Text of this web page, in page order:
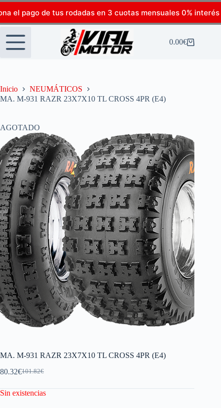
el pago de tus rodadas en 3 cuotas mensuales 0% interés
0.00€
Inicio
NEUMÁTICOS
MA. M-931 RAZR 23X7X10 TL CROSS 4PR (E4)
AGOTADO
MA. M-931 RAZR 23X7X10 TL CROSS 4PR (E4)
101.82€
80.32€
Sin existencias